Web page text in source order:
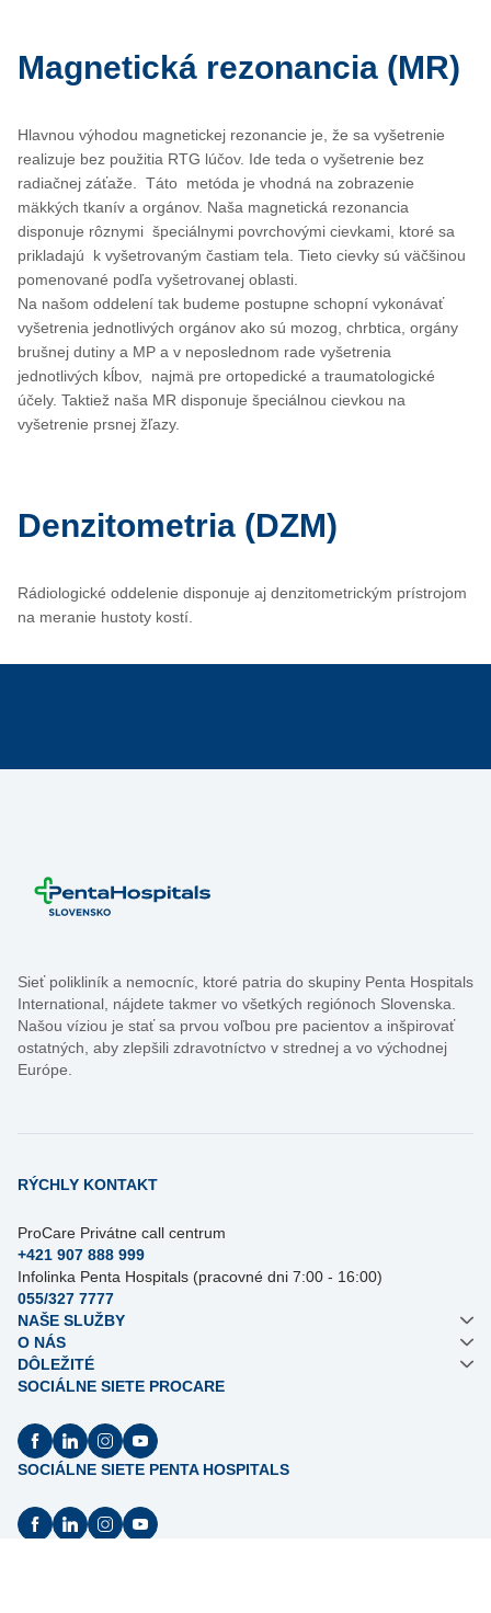
Magnetická rezonancia (MR)
Hlavnou výhodou magnetickej rezonancie je, že sa vyšetrenie
realizuje bez použitia RTG lúčov. Ide teda o vyšetrenie bez
radiačnej záťaže. Táto metóda je vhodná na zobrazenie
mäkkých tkanív a orgánov. Naša magnetická rezonancia
disponuje rôznymi špeciálnymi povrchovými cievkami, ktoré sa
prikladajú k vyšetrovaným častiam tela. Tieto cievky sú väčšinou
pomenované podľa vyšetrovanej oblasti.
Na našom oddelení tak budeme postupne schopní vykonávať
vyšetrenia jednotlivých orgánov ako sú mozog, chrbtica, orgány
brušnej dutiny a MP a v neposlednom rade vyšetrenia
jednotlivých kĺbov, najmä pre ortopedické a traumatologické
účely. Taktiež naša MR disponuje špeciálnou cievkou na
vyšetrenie prsnej žľazy.
Denzitometria (DZM)
Rádiologické oddelenie disponuje aj denzitometrickým prístrojom
na meranie hustoty kostí.
Sieť polikliník a nemocníc, ktoré patria do skupiny Penta Hospitals
International, nájdete takmer vo všetkých regiónoch Slovenska.
Našou víziou je stať sa prvou voľbou pre pacientov a inšpirovať
ostatných, aby zlepšili zdravotníctvo v strednej a vo východnej
Európe.
RÝCHLY KONTAKT
ProCare Privátne call centrum
+421 907 888 999
Infolinka Penta Hospitals (pracovné dni 7:00 - 16:00)
055/327 7777
NAŠE SLUŽBY
O NÁS
DÔLEŽITÉ
SOCIÁLNE SIETE PROCARE
SOCIÁLNE SIETE PENTA HOSPITALS